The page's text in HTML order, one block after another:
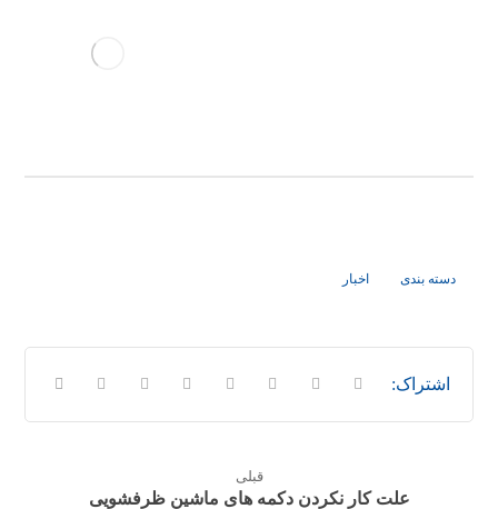
دسته بندی اخبار
قبلی
علت کار نکردن دکمه های ماشین ظرفشویی